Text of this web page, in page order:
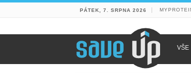
PÁTEK, 7. SRPNA 2026
VŠE